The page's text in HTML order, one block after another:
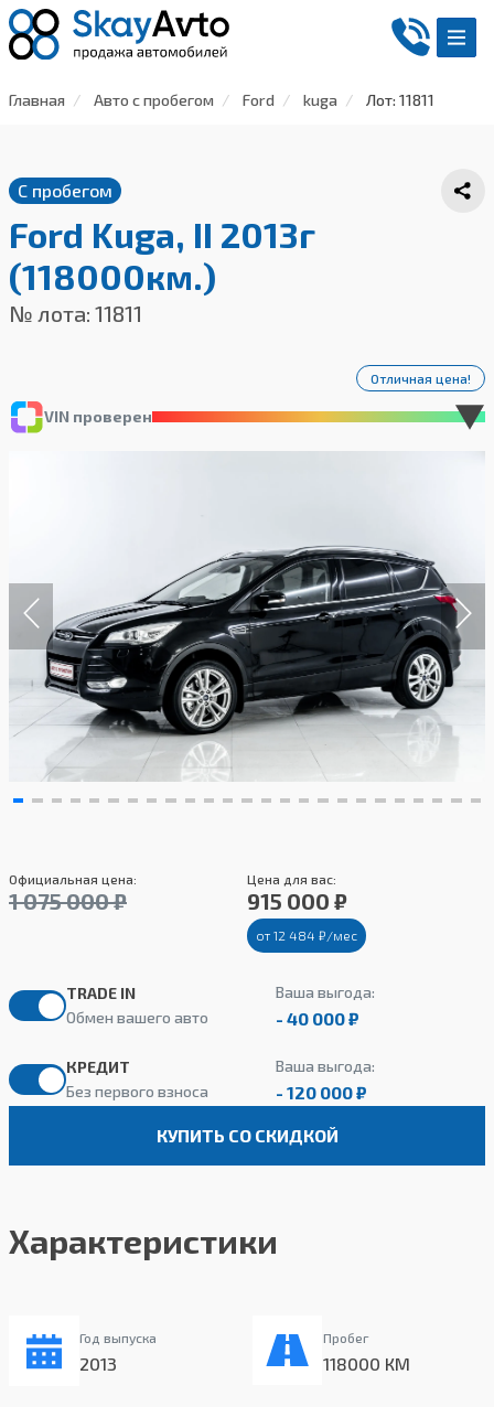
Главная Авто с пробегом Ford kuga Лот: 11811
С пробегом
Ford Kuga, II 2013г
(118000км.)
№ лота: 11811
VIN проверен
Отличная цена!
Официальная цена:
1 075 000 ₽
Цена для вас:
915 000 ₽
от 12 484 ₽/мес
TRADE IN
Обмен вашего авто
Ваша выгода:
- 40 000 ₽
КРЕДИТ
Без первого взноса
Ваша выгода:
- 120 000 ₽
КУПИТЬ СО СКИДКОЙ
Характеристики
Год выпуска
2013
Пробег
118000 КМ